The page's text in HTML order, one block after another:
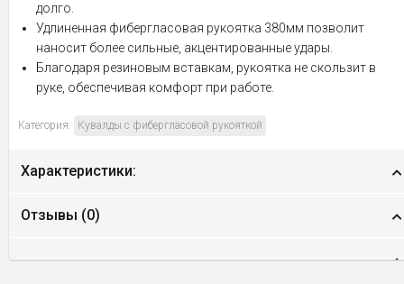
долго.
Удлиненная фибергласовая рукоятка 380мм позволит
наносит более сильные, акцентированные удары.
Благодаря резиновым вставкам, рукоятка не скользит в
руке, обеспечивая комфорт при работе.
Категория: Кувалды с фибергласовой рукояткой
Характеристики:
Отзывы (0)